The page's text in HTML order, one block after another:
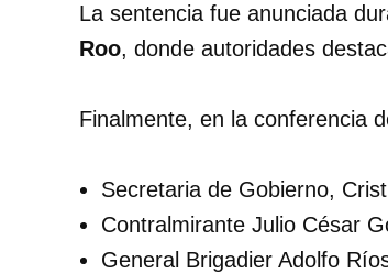
La sentencia fue anunciada
Roo, donde autoridades
Finalmente, en la conferencia
Secretaria de Gobierno,
Contralmirante Julio César
General Brigadier Adolfo